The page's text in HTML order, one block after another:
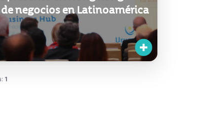
negocios en Latinoamérica
1